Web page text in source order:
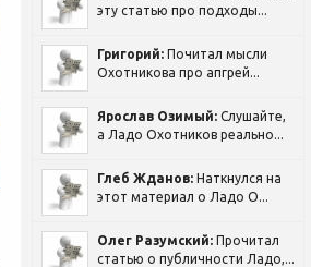
эту статью про подходы...
Григорий: Почитал мысли
Охотникова про апгрей...
Ярослав Озимый: Слушайте,
а Ладо Охотников реально...
Глеб Жданов: Наткнулся на
этот материал о Ладо О...
Олег Разумский: Прочитал
статью о публичности Ладо,...